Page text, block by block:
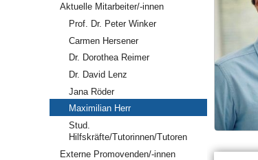
Aktuelle Mitarbeiter/-innen
Prof. Dr. Peter Winker
Carmen Hersener
Dr. Dorothea Reimer
Dr. David Lenz
Jana Röder
Maximilian Herr
Stud.
Hilfskräfte/Tutorinnen/Tutoren
Externe Promovenden/-innen